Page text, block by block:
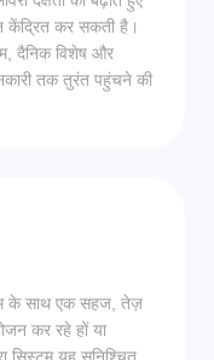
केंद्रित कर सकती है।
दैनिक विशेष और
तक तुरंत पहुंचने की
के साथ एक सहज, तेज़
कर रहे हों या